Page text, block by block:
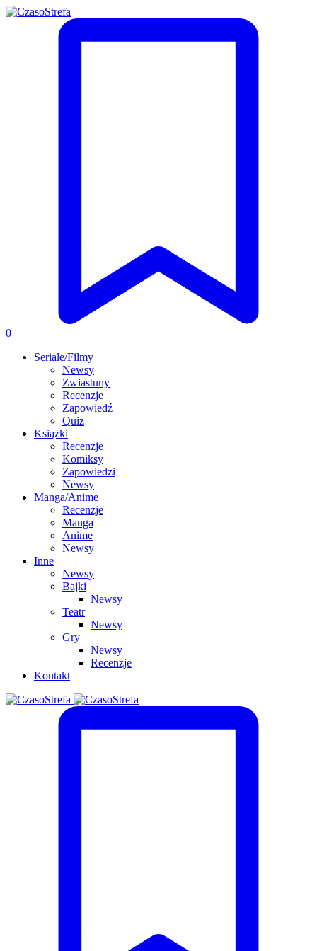
0
Seriale/Filmy
Newsy
Zwiastuny
Recenzje
Zapowiedź
Quiz
Książki
Recenzje
Komiksy
Zapowiedzi
Newsy
Manga/Anime
Recenzje
Manga
Anime
Newsy
Inne
Newsy
Bajki
Newsy
Teatr
Newsy
Gry
Newsy
Recenzje
Kontakt